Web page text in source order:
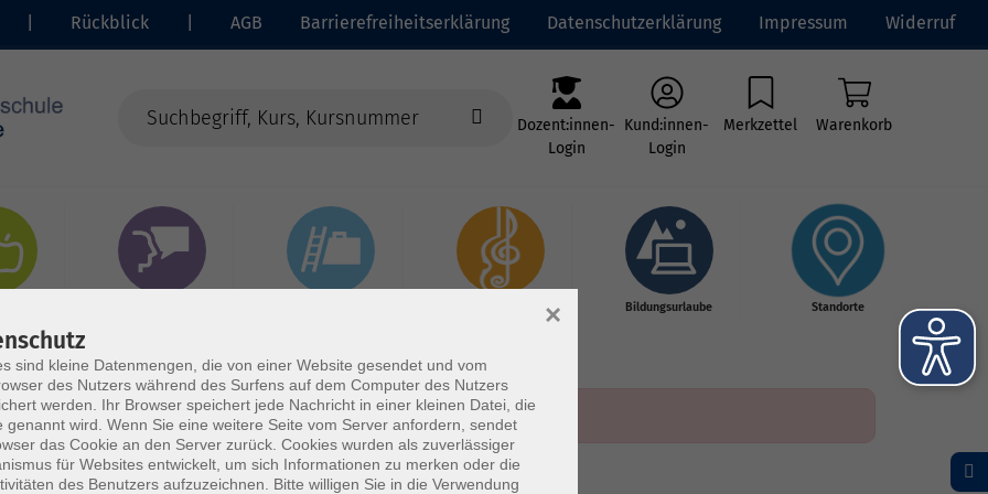
Rückblick AGB Barrierefreiheitserklärung Datenschutzerklärung Impressum Widerruf
Dozent:innen-
Login
Kund:innen-
Login
Merkzettel Warenkorb
Bildungsurlaube Standorte
sind kleine Datenmengen, die von einer Website gesendet und vom
des Nutzers während des Surfens auf dem Computer des Nutzers
werden. Ihr Browser speichert jede Nachricht in einer kleinen Datei, die
genannt wird. Wenn Sie eine weitere Seite vom Server anfordern, sendet
das Cookie an den Server zurück. Cookies wurden als zuverlässiger
für Websites entwickelt, um sich Informationen zu merken oder die
des Benutzers aufzuzeichnen. Bitte willigen Sie in die Verwendung
×